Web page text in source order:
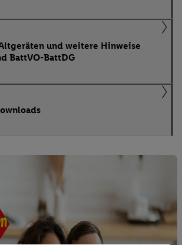
und weitere Hinweise
BattVO-BattDG